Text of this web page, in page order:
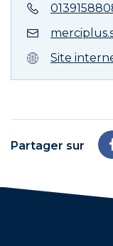
Site
Partager sur